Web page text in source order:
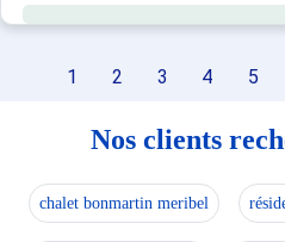
1 2 3 4 5
Nos clients
chalet bonmartin meribel